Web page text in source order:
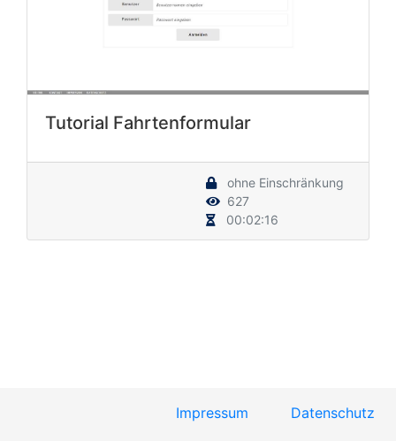
Tutorial Fahrtenformular
ohne Einschränkung
627
00:02:16
Impressum Datenschutz